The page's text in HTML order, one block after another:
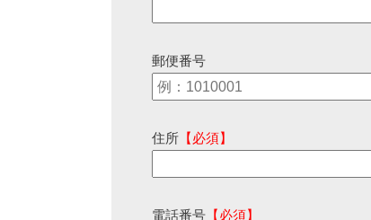
郵便番号
住所 【必須】
電話番号 【必須】